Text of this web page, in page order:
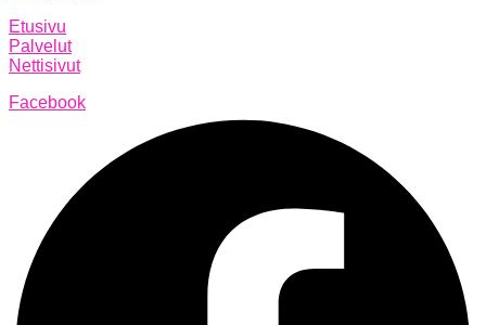
Etusivu
Palvelut
Nettisivut
Facebook